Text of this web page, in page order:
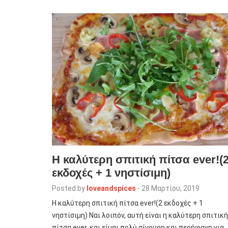
H καλύτερη σπιτική πίτσα
εκδοχές + 1 νηστίσιμη)
Posted by loveandspices - 28 Μαρτίου, 2019
H καλύτερη σπιτική πίτσα ever!(2 εκδοχές + 1
νηστίσιμη) Ναι λοιπόν, αυτή είναι η καλύτερη σπιτική